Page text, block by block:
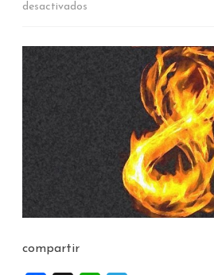
desactivados
compartir